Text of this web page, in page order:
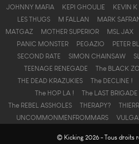
JOHNNY MAFIA
KEPI GHOULIE KEVIN K
LES THUGS
M FALLAN MARK
MATGAZ
MOTHER SUPERIOR MSL JAX
PANIC MONSTER
PEGAZIO PETER
SECOND RATE
SIMON CHAINSAW
TEENAGE RENEGADE
The BLACK
THE DEAD KRAZUKIES
The DECLINE !
The HOP LA !
The LAST BRIGADE
The REBEL ASSHOLES
THERAPY?
UNCOMMONMENFROMMARS
© Kicking 2026 - Tous droits